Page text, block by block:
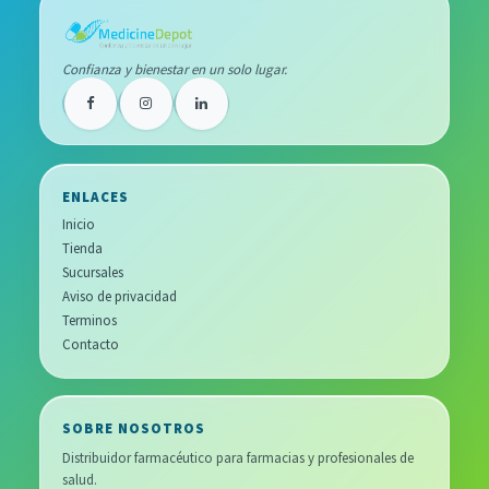
Confianza y bienestar en un solo lugar.
ENLACES
Inicio
Tienda
Sucursales
Aviso de privacidad
Terminos
Contacto
SOBRE NOSOTROS
Distribuidor farmacéutico para farmacias y profesionales de
salud.